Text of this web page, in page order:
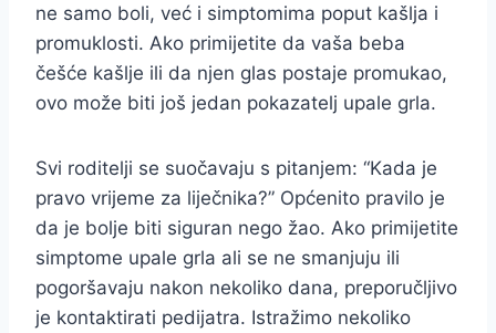
ne samo boli, već i simptomima poput kašlja i
promuklosti. Ako primijetite da vaša beba
češće kašlje ili da njen glas postaje promukao,
ovo može biti još jedan pokazatelj upale grla.
Svi roditelji se suočavaju s pitanjem: “Kada je
pravo vrijeme za liječnika?” Općenito pravilo je
da je bolje biti siguran nego žao. Ako primijetite
simptome upale grla ali se ne smanjuju ili
pogoršavaju nakon nekoliko dana, preporučljivo
je kontaktirati pedijatra. Istražimo nekoliko